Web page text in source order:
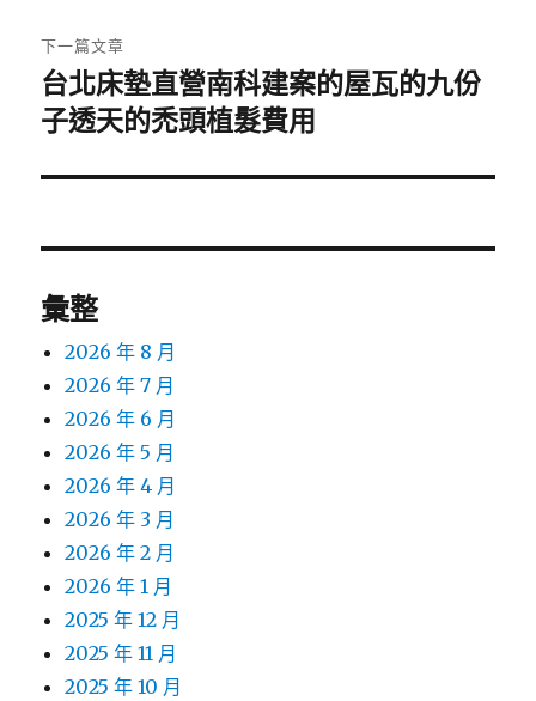
章:
下一篇文章
下
一
文
台北床墊直營南科建案的屋瓦的九份
子透天的禿頭植髮費用
彙整
2026 年 8 月
2026 年 7 月
2026 年 6 月
2026 年 5 月
2026 年 4 月
2026 年 3 月
2026 年 2 月
2026 年 1 月
2025 年 12 月
2025 年 11 月
2025 年 10 月